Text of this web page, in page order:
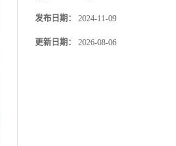
发布日期： 2024-11-09
更新日期： 2026-08-06